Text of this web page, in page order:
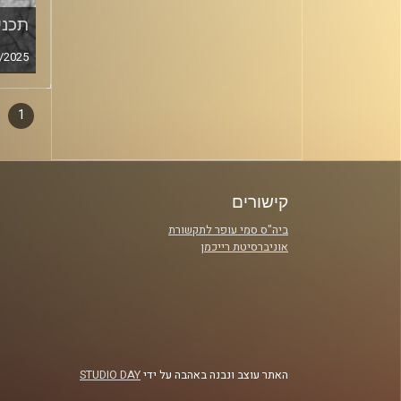
סגירה
1
קישורים
ביה"ס סמי עופר לתקשורת
אוניברסיטת רייכמן
האתר עוצב ונבנה באהבה על ידיSTUDIO DAY